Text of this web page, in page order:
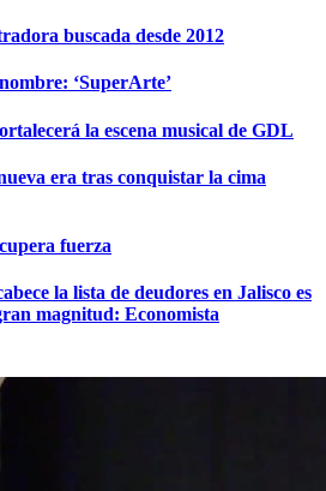
buscada desde 2012
‘SuperArte’
la escena musical de GDL
era tras conquistar la cima
fuerza
la lista de deudores en Jalisco es
magnitud: Economista